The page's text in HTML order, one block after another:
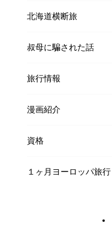
北海道横断旅
叔母に騙された話
旅行情報
漫画紹介
資格
１ヶ月ヨーロッパ旅行